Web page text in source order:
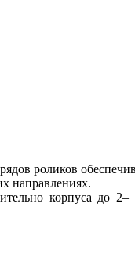
роликов
направлениях.
корпуса до 2–